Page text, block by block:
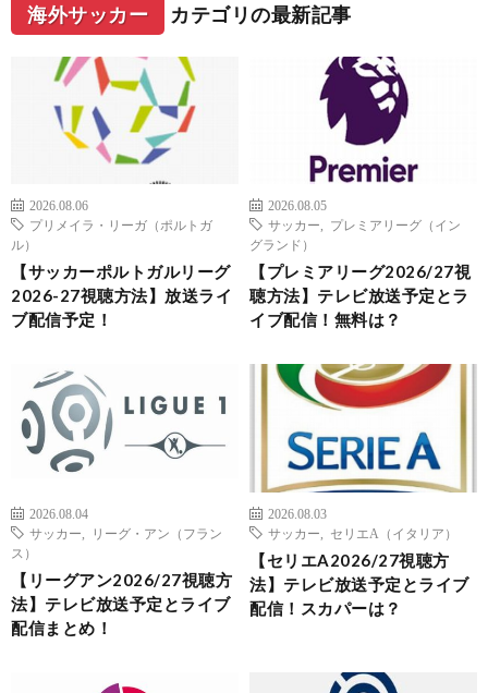
海外サッカー カテゴリの最新記事
2026.08.06
プリメイラ・リーガ（ポルトガ
ル）
【サッカーポルトガルリーグ
2026-27視聴方法】放送ライ
ブ配信予定！
2026.08.05
サッカー
プレミアリーグ（イン
グランド）
【プレミアリーグ2026/27視
聴方法】テレビ放送予定とラ
イブ配信！無料は？
2026.08.04
サッカー
リーグ・アン（フラン
ス）
【リーグアン2026/27視聴方
法】テレビ放送予定とライブ
配信まとめ！
2026.08.03
サッカー
セリエA（イタリア）
【セリエA2026/27視聴方
法】テレビ放送予定とライブ
配信！スカパーは？